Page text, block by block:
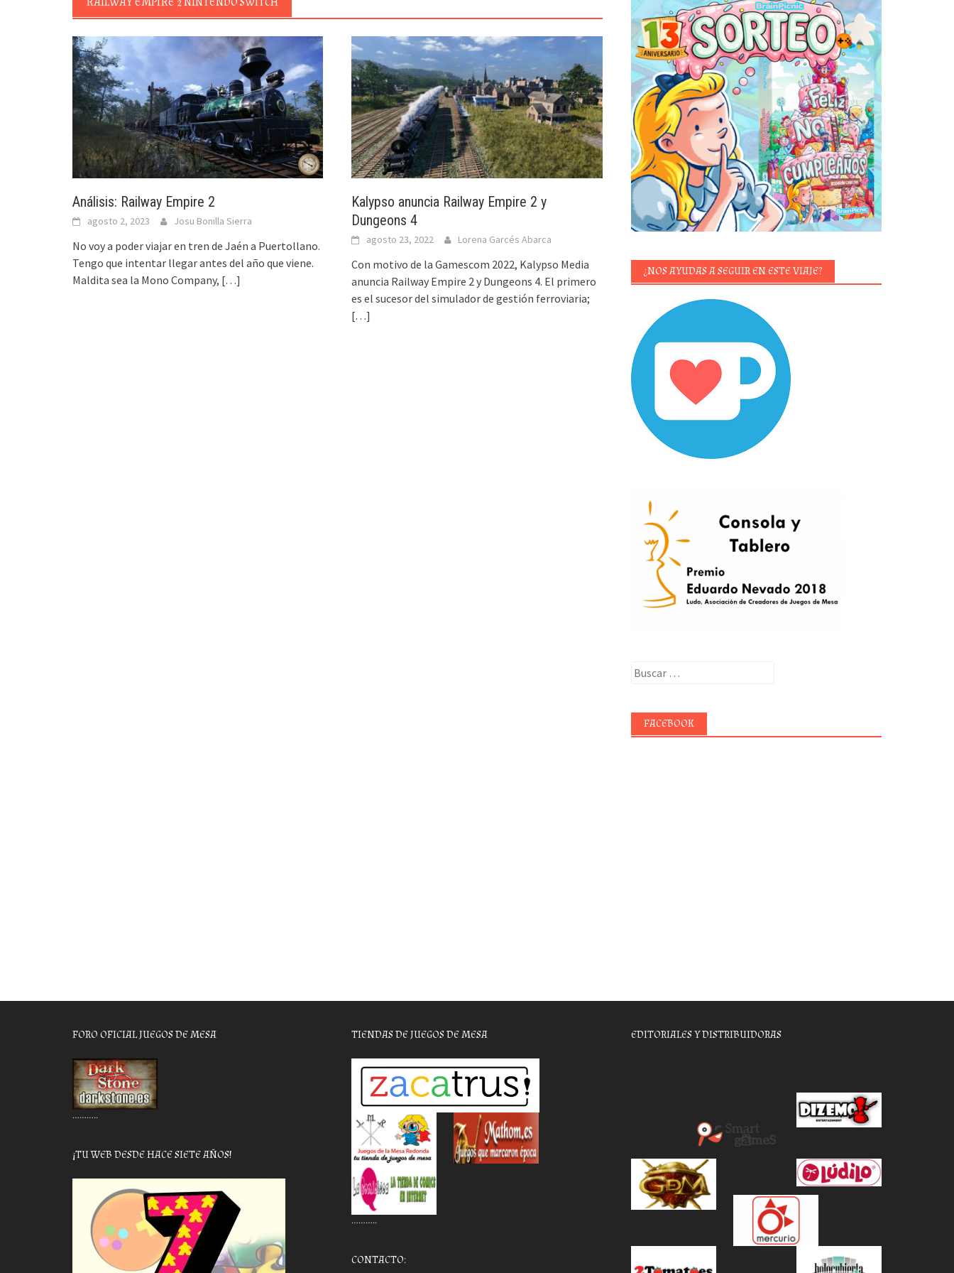
Análisis: Railway Empire 2
agosto 2, 2023 Josu Bonilla Sierra
No voy a poder viajar en tren de Jaén a Puertollano.
Tengo que intentar llegar antes del año que viene.
Maldita sea la Mono Company, […]
Kalypso anuncia Railway Empire 2 y
Dungeons 4
agosto 23, 2022 Lorena Garcés Abarca
Con motivo de la Gamescom 2022, Kalypso Media
anuncia Railway Empire 2 y Dungeons 4. El primero
es el sucesor del simulador de gestión ferroviaria;
[…]
¿NOS AYUDAS A SEGUIR EN ESTE VIAJE?
Buscar:
FACEBOOK
FORO OFICIAL JUEGOS DE MESA
………..
¡TU WEB DESDE HACE SIETE AÑOS!
TIENDAS DE JUEGOS DE MESA
………..
CONTACTO:
EDITORIALES Y DISTRIBUIDORAS